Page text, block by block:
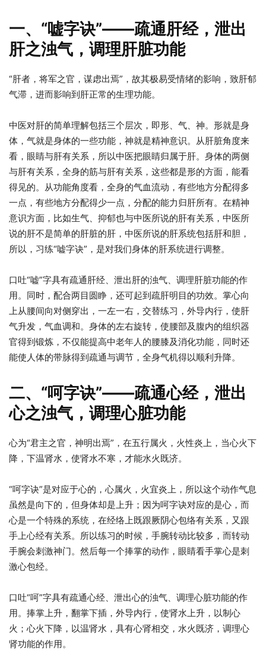
一、“嘘字诀”——疏通肝经，泄出
肝之浊气，调理肝脏功能
“肝者，将军之官，谋虑出焉”，故其极易受情绪的影响，致肝郁
气滞，进而影响到肝正常的生理功能。
中医对肝的简单理解包括三个层次，即形、气、神。形就是身
体，气就是身体的一些功能，神就是精神意识。从肝脏角度来
看，眼睛与肝有关系，所以中医把眼睛归属于肝。身体的两侧
与肝有关系，全身的筋与肝有关系，这些都是形的方面，能看
得见的。从功能角度看，全身的气血流动，有些地方分配得多
一点，有些地方分配得少一点，分配的能力归肝所有。在精神
意识方面，比如生气、抑郁也与中医所说的肝有关系，中医所
说的肝不是简单的肝脏的肝，中医所说的肝系统包括肝和胆，
所以，习练“嘘字诀”，是对我们身体的肝系统进行调整。
口吐“嘘”字具有疏通肝经、泄出肝的浊气、调理肝脏功能的作
用。同时，配合两目圆睁，还可起到疏肝明目的功效。掌心向
上从腰间向对侧穿出，一左一右，交替练习，外导内行，使肝
气升发，气血调和。身体的左右旋转，使腰部及腹内的组织器
官得到锻炼，不仅能提高中老年人的腰膝及消化功能，同时还
能使人体的带脉得到疏通与调节，全身气机得以顺利升降。
二、“呵字诀”——疏通心经，泄出
心之浊气，调理心脏功能
心为“君主之官，神明出焉”，在五行属火，火性炎上，当心火下
降，下温肾水，使肾水不寒，才能水火既济。
“呵字诀”是对应于心的，心属火，火宜炎上，所以这个动作气息
虽然是向下的，但身体却是上升；因为呵字诀对应的是心，而
心是一个特殊的系统，在经络上既跟厥阴心包络有关系，又跟
手上心经有关系。所以练习的时候，手腕转动比较多，而转动
手腕会刺激神门。然后每一个捧掌的动作，眼睛看手掌心是刺
激心包经。
口吐“呵”字具有疏通心经、泄出心的浊气、调理心脏功能的作
用。捧掌上升，翻掌下插，外导内行，使肾水上升，以制心
火；心火下降，以温肾水，具有心肾相交，水火既济，调理心
肾功能的作用。